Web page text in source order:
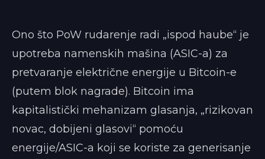
Ono što PoW rudarenje radi „ispod haube“ je
upotreba namenskih mašina (ASIC-a) za
pretvaranje električne energije u Bitcoin-e
(putem blok nagrade). Bitcoin ima
kapitalistički mehanizam glasanja, „rizikovan
novac, dobijeni glasovi“ pomoću
energije/ASIC-a koji se koriste za generisanje